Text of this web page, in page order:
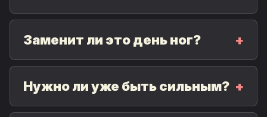
Заменит ли это день ног?
Нужно ли уже быть сильным?